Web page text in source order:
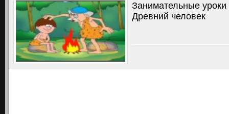
Занимательные
Древний человек